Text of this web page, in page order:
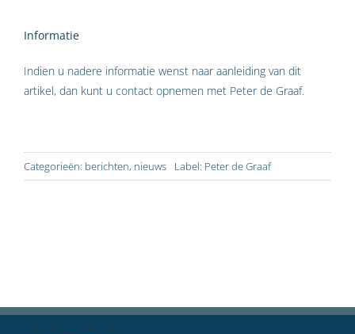
Informatie
Indien u nadere informatie wenst naar aanleiding van dit
artikel, dan kunt u contact opnemen met Peter de Graaf.
Categorieën: berichten, nieuws Label: Peter de Graaf